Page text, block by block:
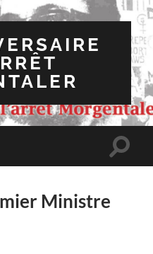
Toggle
Ministre